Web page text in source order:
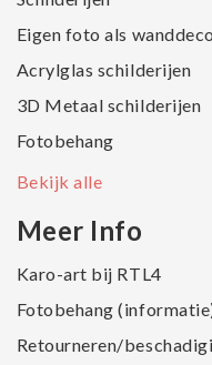
Eigen foto als
Acrylglas schilderijen
3D Metaal schilderijen
Fotobehang
Bekijk alle
Meer Info
Karo-art bij RTL4
Fotobehang
Retourneren/